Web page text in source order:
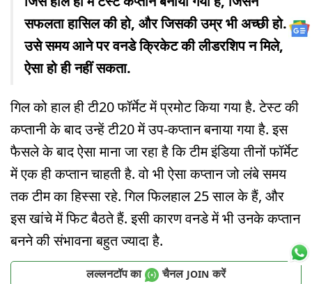
सफलता हासिल की हो, और जिसकी उम्र भी अच्छी हो.
उसे समय आने पर वनडे क्रिकेट की लीडरशिप न मिले,
ऐसा हो ही नहीं सकता.
गिल को हाल ही टी20 फॉर्मेट में प्रमोट किया गया है. टेस्ट की
कप्तानी के बाद उन्हें टी20 में उप-कप्तान बनाया गया है. इस
फैसले के बाद ऐसा माना जा रहा है कि टीम इंडिया तीनों फॉर्मेट
में एक ही कप्तान चाहती है. वो भी ऐसा कप्तान जो लंबे समय
तक टीम का हिस्सा रहे. गिल फिलहाल 25 साल के हैं, और
इस खांचे में फिट बैठते हैं. इसी कारण वनडे में भी उनके कप्तान
बनने की संभावना बहुत ज्यादा है.
लल्लनटॉप का चैनल JOIN करें